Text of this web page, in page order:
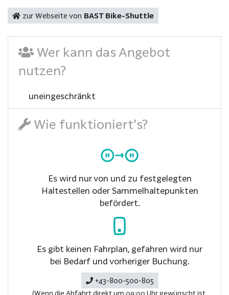
zur Webseite von BAST Bike-Shuttle
Wer kann das Angebot
nutzen?
uneingeschränkt
Wie funktioniert's?
Es wird nur von und zu festgelegten
Haltestellen oder Sammelhaltepunkten
befördert.
Es gibt keinen Fahrplan, gefahren wird nur
bei Bedarf und vorheriger Buchung.
+43-800-500-805
(Wenn die Abfahrt direkt um 09:00 Uhr gewünscht ist,